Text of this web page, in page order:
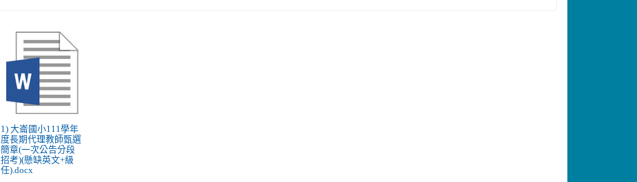
1) 大崙國小111學年
度長期代理教師甄選
簡章(一次公告分段
招考)(懸缺英文+級
任).docx